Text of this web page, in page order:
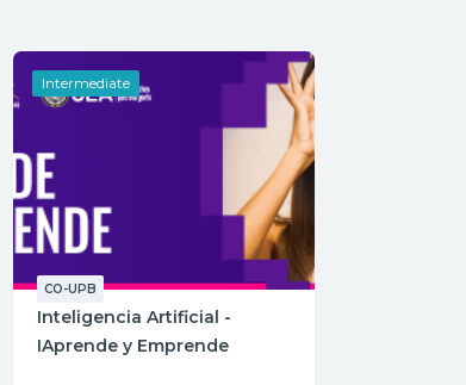
Intermediate
CO-UPB
Inteligencia Artificial -
IAprende y Emprende